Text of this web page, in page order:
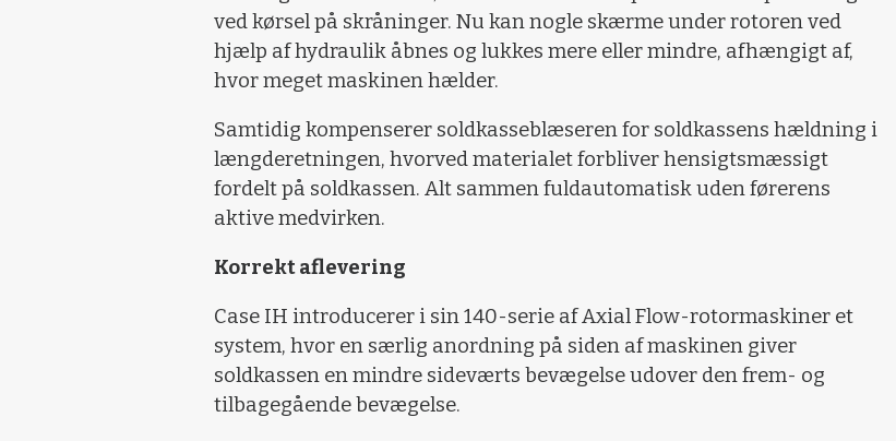
ved kørsel på skråninger. Nu kan nogle skærme under rotoren ved
hjælp af hydraulik åbnes og lukkes mere eller mindre, afhængigt af,
hvor meget maskinen hælder.
Samtidig kompenserer soldkasseblæseren for soldkassens hældning i
længderetningen, hvorved materialet forbliver hensigtsmæssigt
fordelt på soldkassen. Alt sammen fuldautomatisk uden førerens
aktive medvirken.
Korrekt aflevering
Case IH introducerer i sin 140-serie af Axial Flow-rotormaskiner et
system, hvor en særlig anordning på siden af maskinen giver
soldkassen en mindre sideværts bevægelse udover den frem- og
tilbagegående bevægelse.